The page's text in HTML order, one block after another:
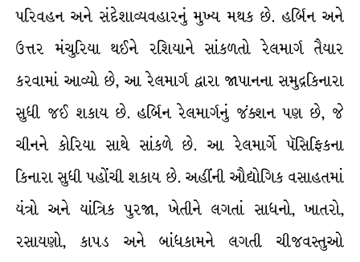
પરિવહન અને સંદેશાવ્યવહારનું મુખ્ય મથક છે. હર્બિન અને
ઉત્તર મંચુરિયા થઈને રશિયાને સાંકળતો રેલમાર્ગ તૈયાર
કરવામાં આવ્યો છે, આ રેલમાર્ગ દ્વારા જાપાનના સમુદ્રકિનારા
સુધી જઈ શકાય છે. હર્બિન રેલમાર્ગનું જંક્શન પણ છે, જે
ચીનને કોરિયા સાથે સાંકળે છે. આ રેલમાર્ગે પૅસિફિકના
કિનારા સુધી પહોંચી શકાય છે. અહીંની ઔદ્યોગિક વસાહતમાં
યંત્રો અને યાંત્રિક પુરજા, ખેતીને લગતાં સાધનો, ખાતરો,
રસાયણો, કાપડ અને બાંધકામને લગતી ચીજવસ્તુઓ